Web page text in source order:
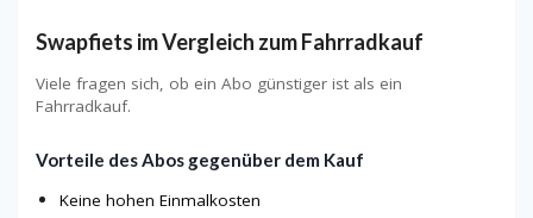
Swapfiets im Vergleich zum Fahrradkauf
Viele fragen sich, ob ein Abo günstiger ist als ein
Fahrradkauf.
Vorteile des Abos gegenüber dem Kauf
Keine hohen Einmalkosten